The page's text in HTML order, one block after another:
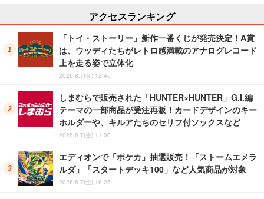
アクセスランキング
「トイ・ストーリー」新作一番くじが発売決定！A賞
は、ウッディたちがレトロ感満載のアナログレコード
上を走る姿で立体化
2026.8.7(金) 12:40
しまむらで販売された「HUNTER×HUNTER」G.I.編
テーマの一部商品が受注再販！カードデザインのキー
ホルダーや、キルアたちのセリフ付ソックスなど
2026.8.7(金) 11:00
エディオンで「ポケカ」抽選販売！「ストームエメラ
ルダ」「スタートデッキ100」など人気商品が対象
2026.8.7(金) 16:25